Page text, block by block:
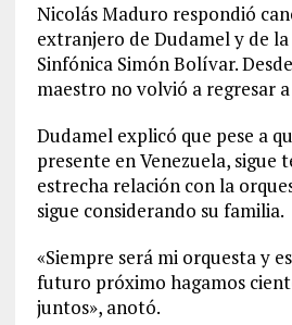
Nicolás Maduro respondió
extranjero de Dudamel y de
Sinfónica Simón Bolívar.
maestro no volvió a regresar
Dudamel explicó que pese a
presente en Venezuela, sigue
estrecha relación con la
sigue considerando su familia.
«Siempre será mi orquesta y
futuro próximo hagamos
juntos», anotó.